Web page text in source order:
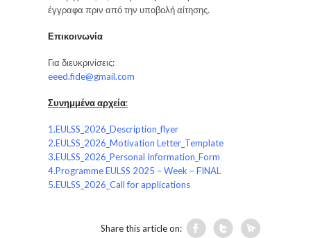
έγγραφα πριν από την υποβολή αίτησης.
Επικοινωνία
Για διευκρινίσεις:
eeed.fide@gmail.com
Συνημμένα αρχεία:
1.EULSS_2026_Description_flyer
2.EULSS_2026_Motivation Letter_Template
3.EULSS_2026_Personal Information_Form
4.Programme EULSS 2025 – Week – FINAL
5.EULSS_2026_Call for applications
Share this article on: